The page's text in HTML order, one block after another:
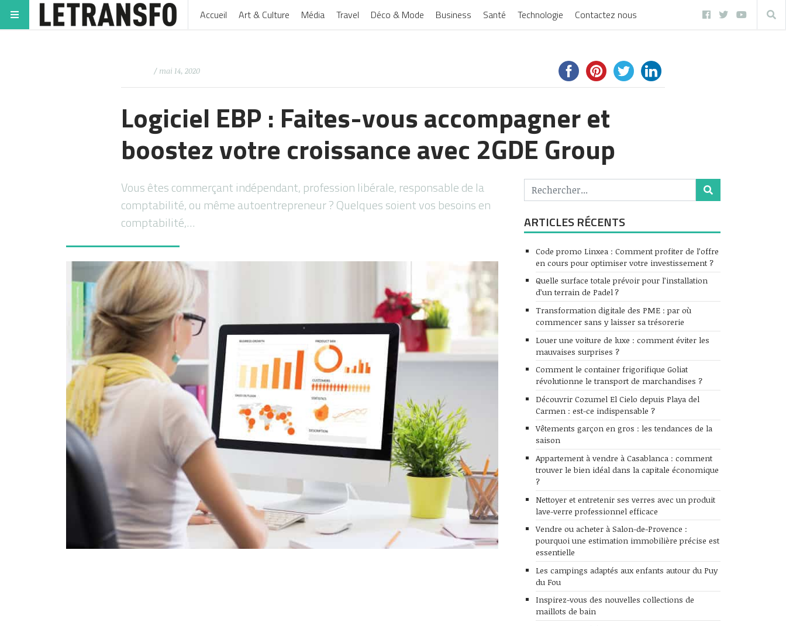
Accueil Art & Culture Média Travel Déco & Mode Business Santé Technologie Contactez nous
/ mai 14, 2020
Logiciel EBP : Faites-vous accompagner et
boostez votre croissance avec 2GDE Group
Vous êtes commerçant indépendant, profession libérale, responsable de la
comptabilité, ou même autoentrepreneur ? Quelques soient vos besoins en
comptabilité,…
ARTICLES RÉCENTS
Code promo Linxea : Comment profiter de l’offre
en cours pour optimiser votre investissement ?
Quelle surface totale prévoir pour l’installation
d’un terrain de Padel ?
Transformation digitale des PME : par où
commencer sans y laisser sa trésorerie
Louer une voiture de luxe : comment éviter les
mauvaises surprises ?
Comment le container frigorifique Goliat
révolutionne le transport de marchandises ?
Découvrir Cozumel El Cielo depuis Playa del
Carmen : est-ce indispensable ?
Vêtements garçon en gros : les tendances de la
saison
Appartement à vendre à Casablanca : comment
trouver le bien idéal dans la capitale économique
?
Nettoyer et entretenir ses verres avec un produit
lave-verre professionnel efficace
Vendre ou acheter à Salon-de-Provence :
pourquoi une estimation immobilière précise est
essentielle
Les campings adaptés aux enfants autour du Puy
du Fou
Inspirez-vous des nouvelles collections de
maillots de bain